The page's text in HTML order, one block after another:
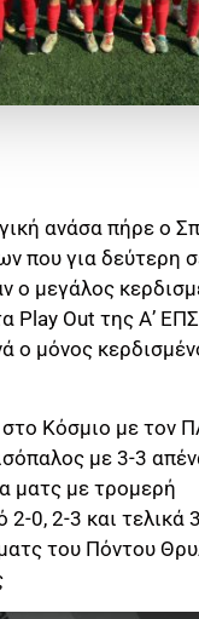
ανάσα πήρε ο
που για δεύτερη
ο μεγάλος
Play Out της Α’
ο μόνος
Κόσμιο με τον
με 3-3
ματς με τρομερή
2-0, 2-3 και τελικά
του Πόντου